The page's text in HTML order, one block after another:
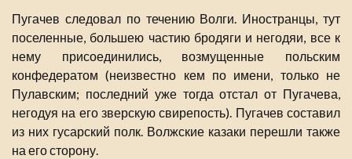
Пугачев следовал по течению Волги. Иностранцы, тут
поселенные, большею частию бродяги и негодяи, все к
нему присоединились, возмущенные польским
конфедератом (неизвестно кем по имени, только не
Пулавским; последний уже тогда отстал от Пугачева,
негодуя на его зверскую свирепость). Пугачев составил
из них гусарский полк. Волжские казаки перешли также
на его сторону.